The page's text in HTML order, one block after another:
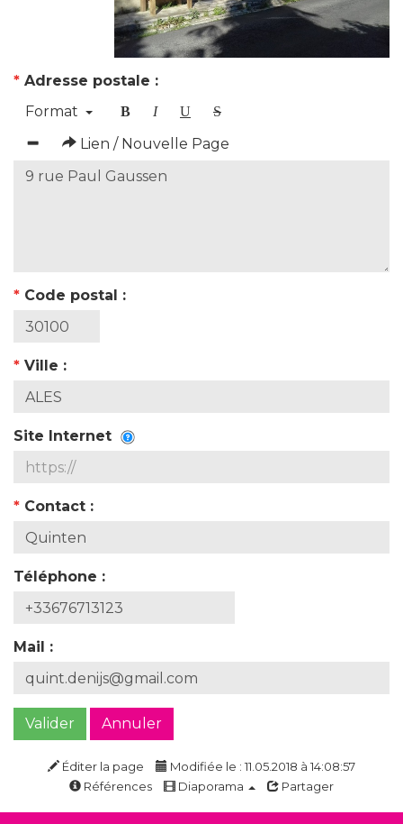
* Adresse postale :
Format
B I U S
Lien / Nouvelle Page
* Code postal :
* Ville :
Site Internet
* Contact :
Téléphone :
Mail :
Valider Annuler
Éditer la page
Modifiée le : 11.05.2018 à 14:08:57
Références
Diaporama Partager